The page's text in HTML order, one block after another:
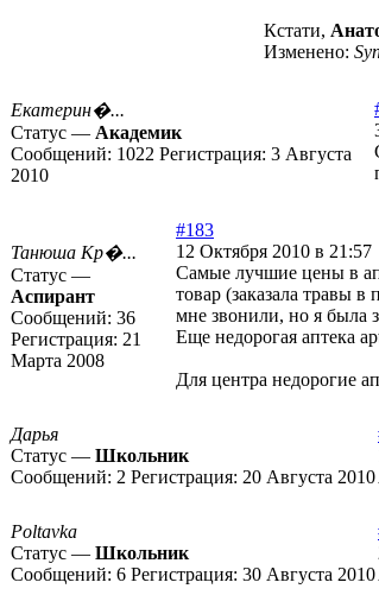
Кстати,
Изменено:
Екатерин�...
Статус — Академик
Сообщений: 1022 Регистрация: 3 Августа
2010
Танюшa Кр�...
Статус —
Аспирант
Сообщений: 36
Регистрация: 21
Марта 2008
#183
12 Октября 2010 в 21:57
Самые лучшие цены в
товар (заказала травы
мне звонили, но я была
Еще недорогая аптека
Для центра недорогие
Дарья
Статус — Школьник
Сообщений: 2 Регистрация: 20 Августа 2010
Poltavka
Статус — Школьник
Сообщений: 6 Регистрация: 30 Августа 2010